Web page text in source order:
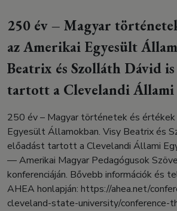
250 év – Magyar
az Amerikai Egyesült
Beatrix és Szolláth Dávid
tartott a Clevelandi Állami
250 év – Magyar történetek és értékek
Egyesült Államokban. Visy Beatrix és
előadást tartott a Clevelandi Állami
— Amerikai Magyar Pedagógusok
konferenciáján. Bővebb információk és
AHEA honlapján: https://ahea.net/
cleveland-state-university/conference-